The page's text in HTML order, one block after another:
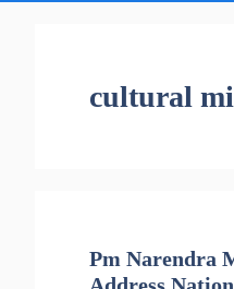
cultural
Pm Narendra